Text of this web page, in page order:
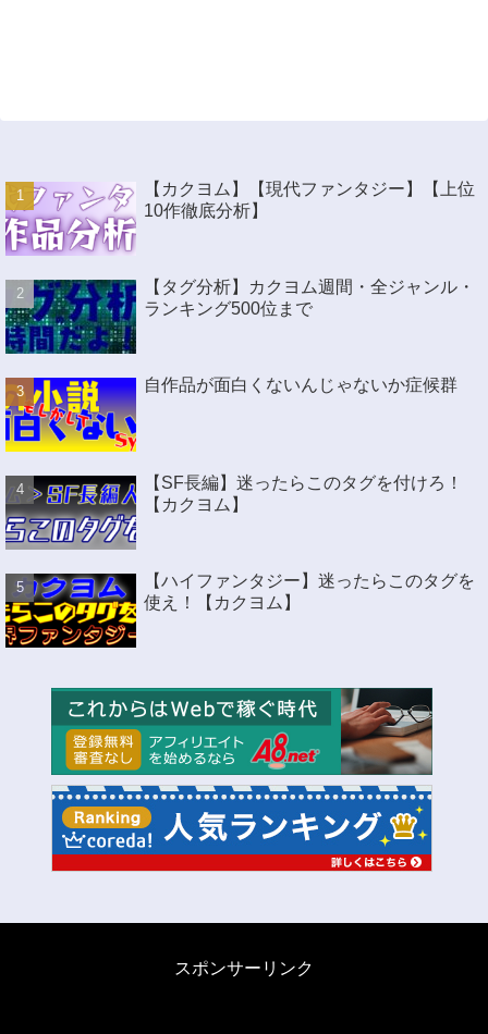
【カクヨム】【現代ファンタジー】【上位
10作徹底分析】
【タグ分析】カクヨム週間・全ジャンル・
ランキング500位まで
自作品が面白くないんじゃないか症候群
【SF長編】迷ったらこのタグを付けろ！
【カクヨム】
【ハイファンタジー】迷ったらこのタグを
使え！【カクヨム】
スポンサーリンク